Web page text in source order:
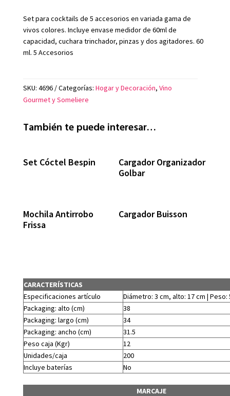
Set para cocktails de 5 accesorios en variada gama de
vivos colores. Incluye envase medidor de 60ml de
capacidad, cuchara trinchador, pinzas y dos agitadores. 60
ml. 5 Accesorios
SKU: 4696 Categorías: Hogar y Decoración, Vino
Gourmet y Someliere
También te puede interesar…
Set Cóctel Bespin
Cargador Organizador
Golbar
Mochila Antirrobo
Frissa
Cargador Buisson
CARACTERÍSTICAS
Especificaciones artículo
Diámetro: 3 cm, alto: 17 cm | Peso:
Packaging: alto (cm)
38
Packaging: largo (cm)
34
Packaging: ancho (cm)
31.5
Peso caja (Kgr)
12
Unidades/caja
200
Incluye baterías
No
MARCAJE